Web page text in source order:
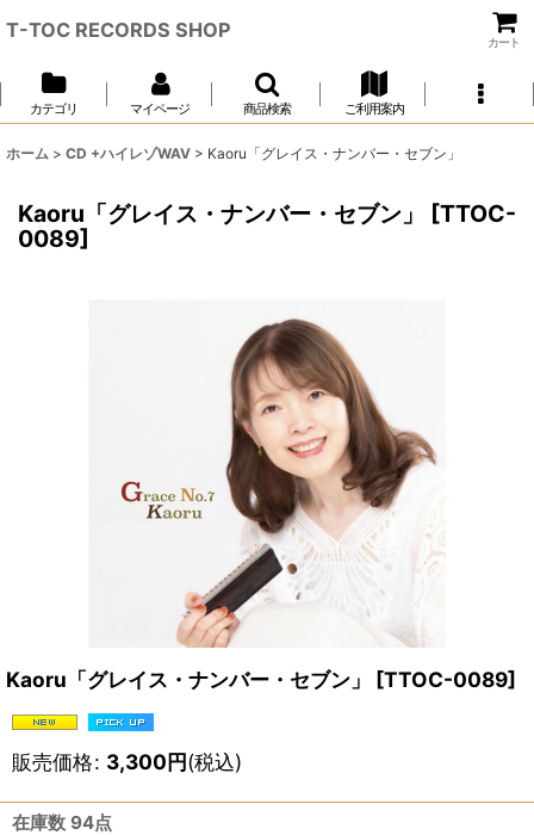
T-TOC RECORDS SHOP
カート
カテゴリ マイページ 商品検索 ご利用案内
ホーム > CD +ハイレゾWAV > Kaoru「グレイス・ナンバー・セブン」
Kaoru「グレイス・ナンバー・セブン」 [TTOC-
0089]
Kaoru「グレイス・ナンバー・セブン」 [TTOC-0089]
販売価格: 3,300円(税込)
在庫数 94点